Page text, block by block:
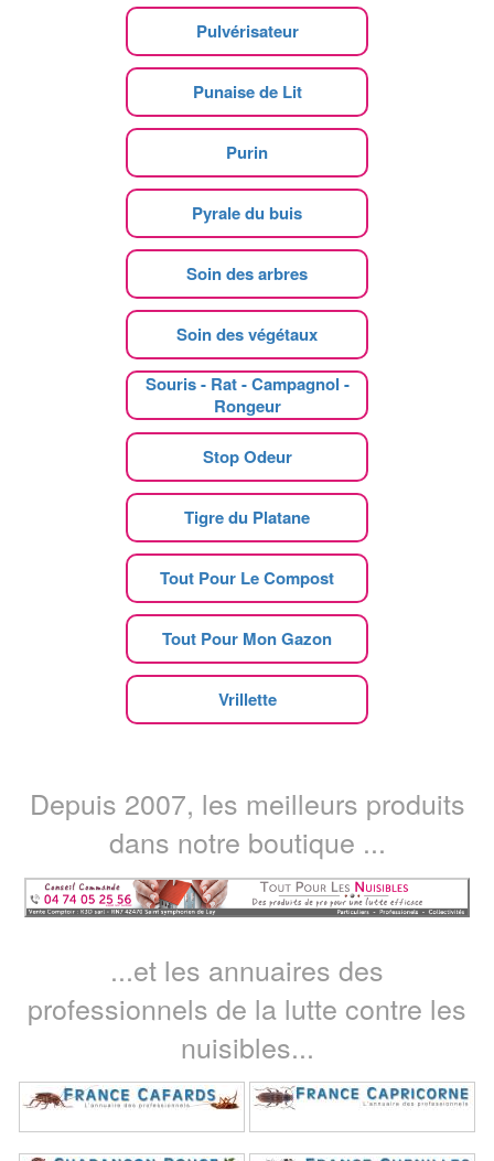
Pulvérisateur
Punaise de Lit
Purin
Pyrale du buis
Soin des arbres
Soin des végétaux
Souris - Rat - Campagnol -
Rongeur
Stop Odeur
Tigre du Platane
Tout Pour Le Compost
Tout Pour Mon Gazon
Vrillette
Depuis 2007, les meilleurs produits
dans notre boutique ...
...et les annuaires des
professionnels de la lutte contre les
nuisibles...